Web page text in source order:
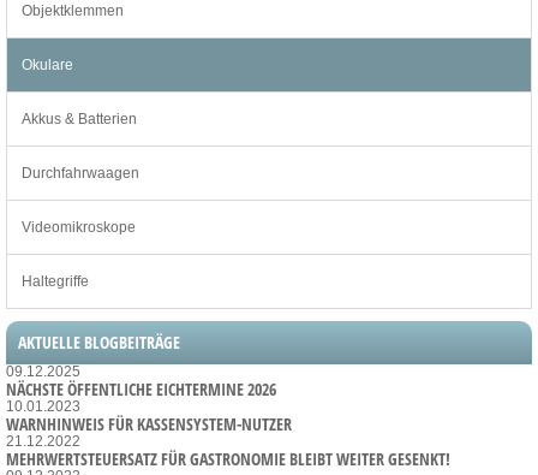
Objektklemmen
Okulare
Akkus & Batterien
Durchfahrwaagen
Videomikroskope
Haltegriffe
AKTUELLE BLOGBEITRÄGE
09.12.2025
NÄCHSTE ÖFFENTLICHE EICHTERMINE 2026
10.01.2023
WARNHINWEIS FÜR KASSENSYSTEM-NUTZER
21.12.2022
MEHRWERTSTEUERSATZ FÜR GASTRONOMIE BLEIBT WEITER GESENKT!